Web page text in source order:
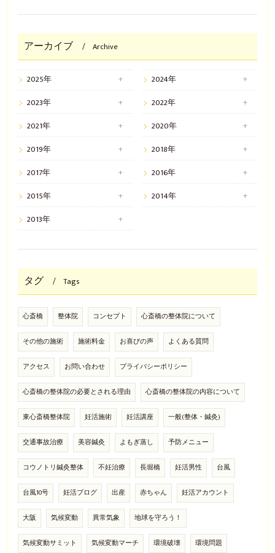
アーカイブ Archive
2025年
2024年
2023年
2022年
2021年
2020年
2019年
2018年
2017年
2016年
2015年
2014年
2013年
タグ Tags
心斎橋 整体院 コンセプト 心斎橋の整体院について
その他の施術 施術料金 お喜びの声 よくある質問
アクセス お問い合わせ プライバシーポリシー
心斎橋の整体院の必要とされる理由 心斎橋の整体院の内容について
東心斎橋整体院 妊活施術 妊活講座 一般(整体・鍼灸)
交通事故治療 美容鍼灸 よもぎ蒸し 予防メニュー
コウノトリ鍼灸整体 不妊治療 長堀橋 妊活男性 台風
台風10号 妊活ブログ 出産 赤ちゃん 妊活アカウント
大阪 気候変動 異常気象 地球を守ろう！
気候変動サミット 気候変動マーチ 環境破壊 環境問題